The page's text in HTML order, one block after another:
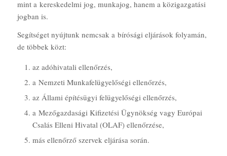
mint a kereskedelmi jog, munkajog, hanem a közigazgatási
jogban is.
Segítséget nyújtunk nemcsak a bírósági eljárások folyamán,
de többek közt:
az adóhivatali ellenőrzés,
a Nemzeti Munkafelügyelőségi ellenőrzés,
az Állami építésügyi felügyelőségi ellenőrzés,
a Mezőgazdasági Kifizetési Ügynökség vagy Európai
Csalás Elleni Hivatal (OLAF) ellenőrzése,
más ellenőrző szervek eljárása során.